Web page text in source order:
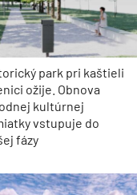
park pri kaštieli
ožije. Obnova
kultúrnej
vstupuje do
fázy